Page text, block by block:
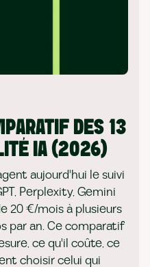
DES 13
IA (2026)
aujourd'hui le suivi
Perplexity, Gemini
20 €/mois à plusieurs
par an. Ce comparatif
ce qu'il coûte, ce
choisir celui qui